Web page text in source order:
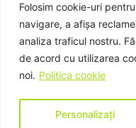
Folosim cookie-uri
navigare, a afișa
analiza traficul nostru.
de acord cu utilizarea
noi. Politica cookie
Personalizați
Politica de
certipro© 2025.